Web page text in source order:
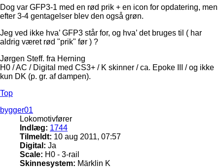
Dog var GFP3-1 med en rød prik + en icon for opdatering, men
efter 3-4 gentagelser blev den også grøn.
Jeg ved ikke hva’ GFP3 står for, og hva’ det bruges til ( har
aldrig været rød "prik" før ) ?
Jørgen Steff. fra Herning
H0 / AC / Digital med CS3+ / K skinner / ca. Epoke III / og ikke
kun DK (p. gr. af dampen).
Top
bygger01
Lokomotivfører
Indlæg: 1744
Tilmeldt: 10 aug 2011, 07:57
Digital: Ja
Scale: H0 - 3-rail
Skinnesystem: Märklin K